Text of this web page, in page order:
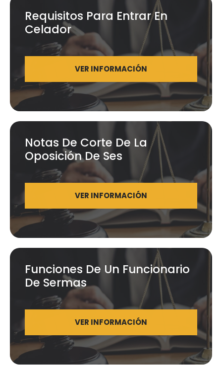
Requisitos Para Entrar En
Celador
VER INFORMACIÓN
Notas De Corte De La
Oposición De Ses
VER INFORMACIÓN
Funciones De Un Funcionario
De Sermas
VER INFORMACIÓN